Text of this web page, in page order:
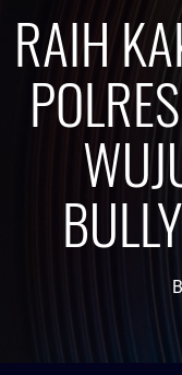
RAIH